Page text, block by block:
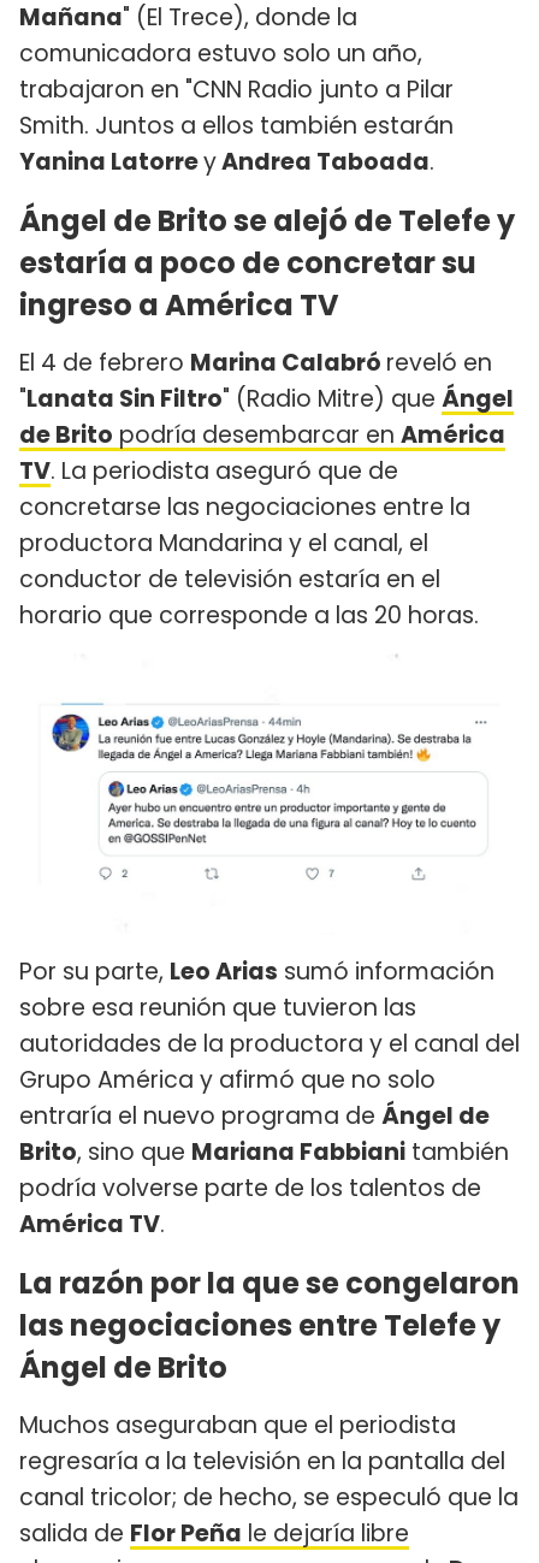
Mañana" (El Trece), donde la
comunicadora estuvo solo un año,
trabajaron en "CNN Radio junto a Pilar
Smith. Juntos a ellos también estarán
Yanina LatorreyAndrea Taboada.
Ángel de Brito se alejó de Telefe y
estaría a poco de concretar su
ingreso a América TV
El 4 de febrero Marina Calabró reveló en
"Lanata Sin Filtro" (Radio Mitre) que Ángel
de Brito podría desembarcar en América
TV. La periodista aseguró que de
concretarse las negociaciones entre la
productora Mandarina y el canal, el
conductor de televisión estaría en el
horario que corresponde a las 20 horas.
Por su parte, Leo Arias sumó información
sobre esa reunión que tuvieron las
autoridades de la productora y el canal del
Grupo América y afirmó que no solo
entraría el nuevo programa de Ángel de
Brito, sino que Mariana Fabbiani también
podría volverse parte de los talentos de
América TV.
La razón por la que se congelaron
las negociaciones entre Telefe y
Ángel de Brito
Muchos aseguraban que el periodista
regresaría a la televisión en la pantalla del
canal tricolor; de hecho, se especuló que la
salida de Flor Peña le dejaría libre